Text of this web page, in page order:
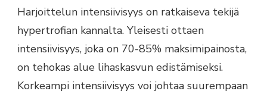
Harjoittelun intensiivisyys on ratkaiseva tekijä
hypertrofian kannalta. Yleisesti ottaen
intensiivisyys, joka on 70-85% maksimipainosta,
on tehokas alue lihaskasvun edistämiseksi.
Korkeampi intensiivisyys voi johtaa suurempaan